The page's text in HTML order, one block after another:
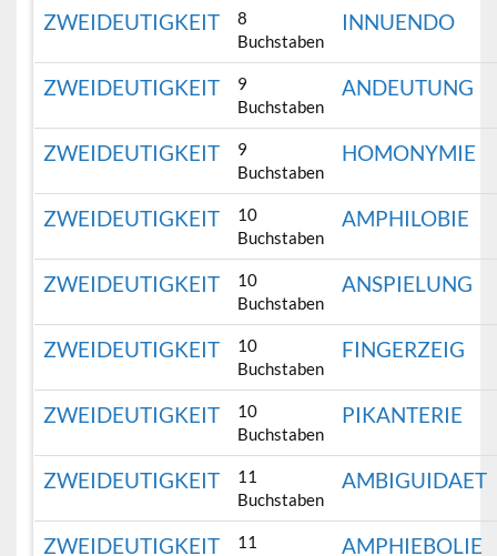
ZWEIDEUTIGKEIT
8
Buchstaben
INNUENDO
ZWEIDEUTIGKEIT
9
Buchstaben
ANDEUTUNG
ZWEIDEUTIGKEIT
9
Buchstaben
HOMONYMIE
ZWEIDEUTIGKEIT
10
Buchstaben
AMPHILOBIE
ZWEIDEUTIGKEIT
10
Buchstaben
ANSPIELUNG
ZWEIDEUTIGKEIT
10
Buchstaben
FINGERZEIG
ZWEIDEUTIGKEIT
10
Buchstaben
PIKANTERIE
ZWEIDEUTIGKEIT
11
Buchstaben
AMBIGUIDAET
ZWEIDEUTIGKEIT
11
AMPHIEBOLIE